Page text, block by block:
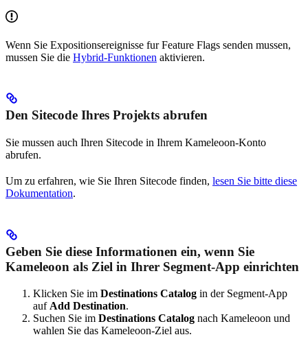
Wenn Sie Expositionsereignisse fur Feature Flags senden mussen,
mussen Sie die Hybrid-Funktionen aktivieren.
Den Sitecode Ihres Projekts abrufen
Sie mussen auch Ihren Sitecode in Ihrem Kameleoon-Konto
abrufen.
Um zu erfahren, wie Sie Ihren Sitecode finden, lesen Sie bitte diese
Dokumentation.
Geben Sie diese Informationen ein, wenn Sie
Kameleoon als Ziel in Ihrer Segment-App einrichten
Klicken Sie im Destinations Catalog in der Segment-App
auf Add Destination.
Suchen Sie im Destinations Catalog nach Kameleoon und
wahlen Sie das Kameleoon-Ziel aus.